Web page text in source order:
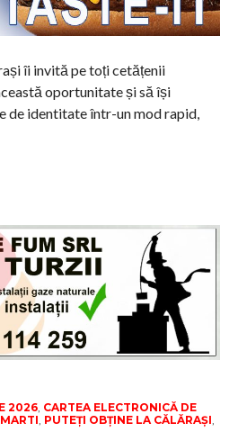
îi invită pe toți cetățenii
oportunitate și să își
de identitate într-un mod rapid,
2026, CARTEA ELECTRONICĂ DE
MARTI, PUTEȚI OBȚINE LA CĂLĂRAȘI,